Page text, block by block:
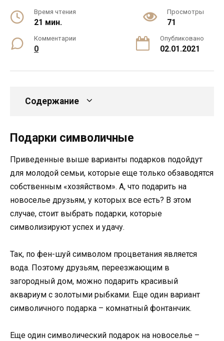
Время чтения
21 мин.
Просмотры
71
Комментарии
0
Опубликовано
02.01.2021
Содержание
Подарки символичные
Приведенные выше варианты подарков подойдут
для молодой семьи, которые еще только обзаводятся
собственным «хозяйством». А, что подарить на
новоселье друзьям, у которых все есть? В этом
случае, стоит выбрать подарки, которые
символизируют успех и удачу.
Так, по фен-шуй символом процветания является
вода. Поэтому друзьям, переезжающим в
загородный дом, можно подарить красивый
аквариум с золотыми рыбками. Еще один вариант
символичного подарка – комнатный фонтанчик.
Еще один символический подарок на новоселье –